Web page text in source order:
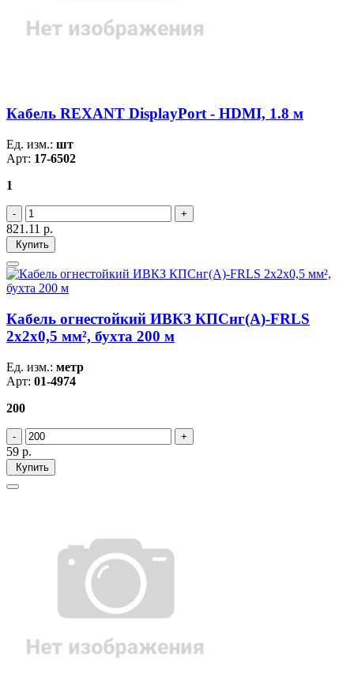
Кабель REXANT DisplayPort - HDMI, 1.8 м
Ед. изм.: шт
Арт: 17-6502
1
821.11 р.
Купить
Кабель огнестойкий ИВКЗ КПСнг(А)-FRLS
2х2х0,5 мм², бухта 200 м
Ед. изм.: метр
Арт: 01-4974
200
59 р.
Купить